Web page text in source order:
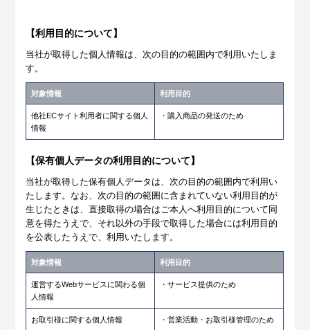
【利用目的について】
当社が取得した個人情報は、次の目的の範囲内で利用いたしま
す。
対象情報 利用目的
他社ECサイト利用者に関する個人
情報
・購入商品の発送のため
【保有個人データの利用目的について】
当社が取得した保有個人データは、次の目的の範囲内で利用い
たします。なお、次の目的の範囲に含まれていない利用目的が
生じたときは、直接取得の場合はご本人へ利用目的について同
意を得たうえで、それ以外の手段で取得した場合には利用目的
を公表したうえで、利用いたします。
対象情報 利用目的
運営するWebサービスに関わる個
人情報
・サービス提供のため
お取引様に関する個人情報 ・営業活動・お取引様管理のため